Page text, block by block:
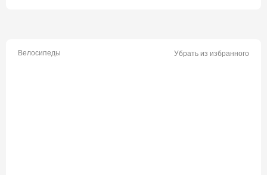
Велосипеды Убрать из избранного